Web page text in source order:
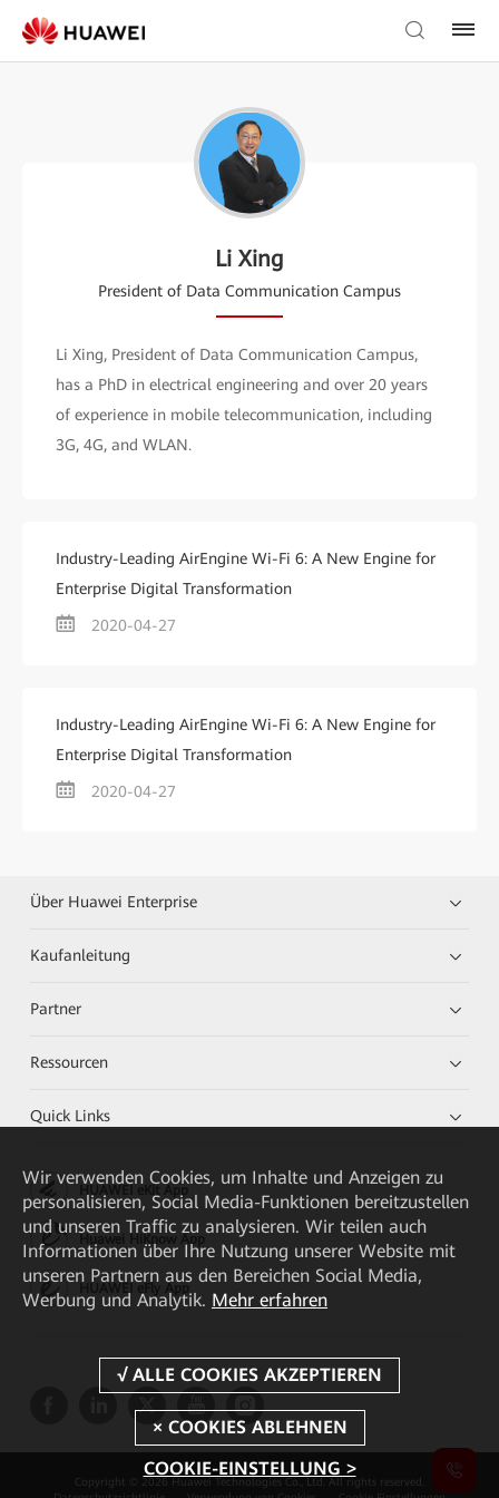
Li Xing
President of Data Communication Campus
Li Xing, President of Data Communication Campus,
has a PhD in electrical engineering and over 20 years
of experience in mobile telecommunication, including
3G, 4G, and WLAN.
Industry-Leading AirEngine Wi-Fi 6: A New Engine for
Enterprise Digital Transformation
2020-04-27
Industry-Leading AirEngine Wi-Fi 6: A New Engine for
Enterprise Digital Transformation
2020-04-27
Über Huawei Enterprise
Kaufanleitung
Partner
Ressourcen
Quick Links
HUAWEI eKit App
Huawei HiKnow App
HUAWEI eFly App
Copyright © 2026 Huawei Technologies Co., Ltd. All rights reserved.
Wir verwenden Cookies, um Inhalte und Anzeigen zu
personalisieren, Social Media-Funktionen bereitzustellen
und unseren Traffic zu analysieren. Wir teilen auch
Informationen über Ihre Nutzung unserer Website mit
unseren Partnern aus den Bereichen Social Media,
Werbung und Analytik. Mehr erfahren
COOKIE-EINSTELLUNG >